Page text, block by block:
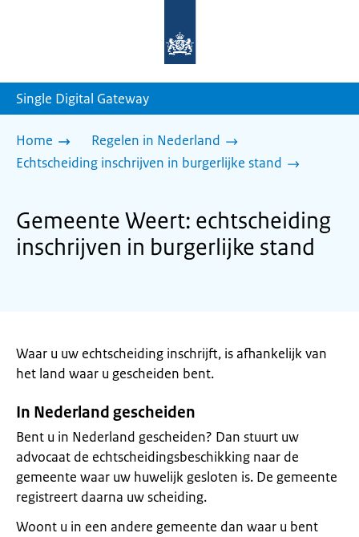
homepage
Single Digital Gateway
Home
Regelen in Nederland
Echtscheiding inschrijven in burgerlijke stand
Gemeente Weert: echtscheiding
inschrijven in burgerlijke stand
Waar u uw echtscheiding inschrijft, is afhankelijk van
het land waar u gescheiden bent.
In Nederland gescheiden
Bent u in Nederland gescheiden? Dan stuurt uw
advocaat de echtscheidingsbeschikking naar de
gemeente waar uw huwelijk gesloten is. De gemeente
registreert daarna uw scheiding.
Woont u in een andere gemeente dan waar u bent